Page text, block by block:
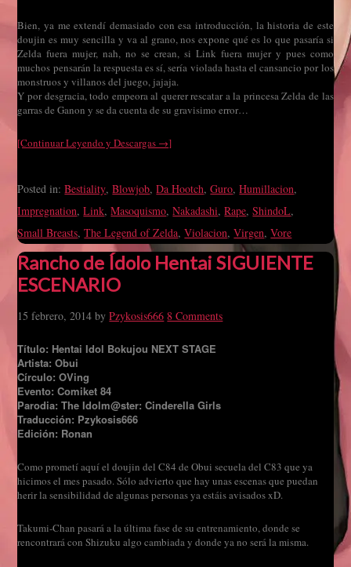
Bien, ya me extendí demasiado con esa introducción, la historia de este
doujin es muy sencilla y va al grano, nos expone qué es lo que pasaría si
Zelda fuera mujer, nah, no se crean, si Link fuera mujer y pues como
muchos pensarán la respuesta es sí, sería violada hasta el cansancio por los
monstruos y villanos del juego, jajaja.
Y por desgracia, todo empeora al querer rescatar a la princesa Zelda de las
garras de Ganon y se da cuenta de su gravisimo error…
[Continuar Leyendo y Descargas →]
Posted in:Bestiality,Blowjob,Da Hootch,Guro,Humillacion,
Impregnation,Link,Masoquismo,Nakadashi,Rape,ShindoL,
Small Breasts,The Legend of Zelda,Violacion,Virgen,Vore
Rancho de Ídolo Hentai SIGUIENTE
ESCENARIO
15 febrero, 2014 byPzykosis666 8 Comments
Título: Hentai Idol Bokujou NEXT STAGE
Artista: Obui
Círculo: OVing
Evento: Comiket 84
Parodia: The Idolm@ster: Cinderella Girls
Traducción: Pzykosis666
Edición: Ronan
Como prometí aquí el doujin del C84 de Obui secuela del C83 que ya
hicimos el mes pasado. Sólo advierto que hay unas escenas que puedan
herir la sensibilidad de algunas personas ya estáis avisados xD.
Takumi-Chan pasará a la última fase de su entrenamiento, donde se
rencontrará con Shizuku algo cambiada y donde ya no será la misma.